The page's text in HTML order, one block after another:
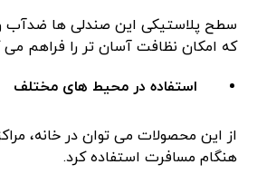
سطح پلاستیکی این صندلی ها
که امکان نظافت آسان تر را فراهم می
استفاده در محیط های مختلف
از این محصولات می توان در خانه،
هنگام مسافرت استفاده کرد.